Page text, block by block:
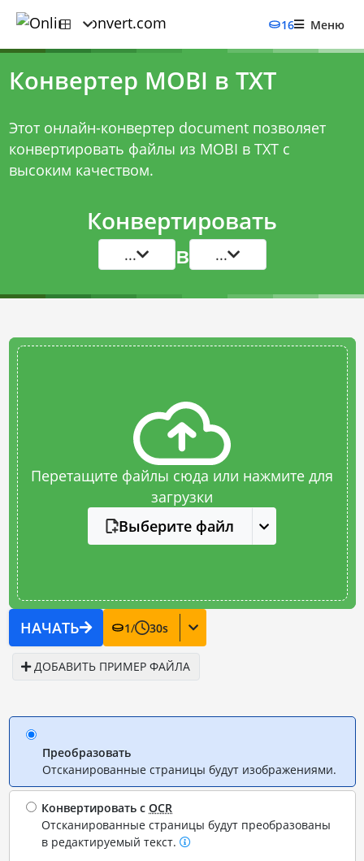
16 Меню
Конвертер MOBI в TXT
Этот онлайн-конвертер document позволяет
конвертировать файлы из MOBI в TXT с
высоким качеством.
Конвертировать
... в ...
Перетащите файлы сюда или нажмите для
загрузки
Выберите файл
НАЧАТЬ 1/ 30s
ДОБАВИТЬ ПРИМЕР ФАЙЛА
Преобразовать
Отсканированные страницы будут изображениями.
Конвертировать сOCR
Отсканированные страницы будут преобразованы
в редактируемый текст.